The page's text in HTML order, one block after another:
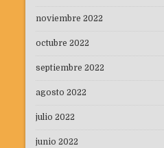
noviembre 2022
octubre 2022
septiembre 2022
agosto 2022
julio 2022
junio 2022